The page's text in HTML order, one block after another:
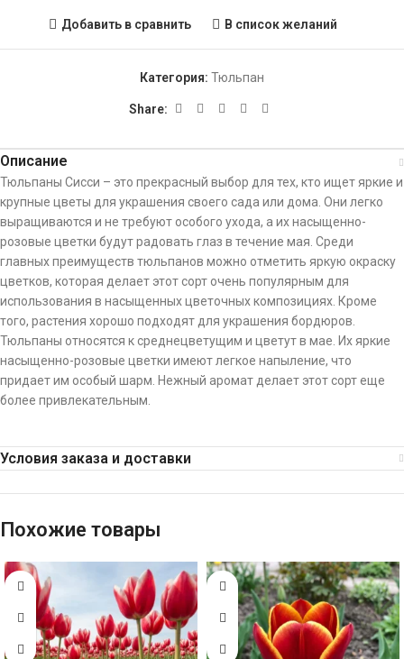
Добавить в сравнить В список желаний
Категория: Тюльпан
Share:
Описание
Тюльпаны Сисси – это прекрасный выбор для тех, кто ищет яркие и
крупные цветы для украшения своего сада или дома. Они легко
выращиваются и не требуют особого ухода, а их насыщенно-
розовые цветки будут радовать глаз в течение мая. Среди
главных преимуществ тюльпанов можно отметить яркую окраску
цветков, которая делает этот сорт очень популярным для
использования в насыщенных цветочных композициях. Кроме
того, растения хорошо подходят для украшения бордюров.
Тюльпаны относятся к среднецветущим и цветут в мае. Их яркие
насыщенно-розовые цветки имеют легкое напыление, что
придает им особый шарм. Нежный аромат делает этот сорт еще
более привлекательным.
Условия заказа и доставки
Похожие товары